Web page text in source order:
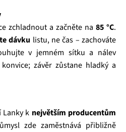
zchladnout a začněte na 85 °C.
dávku listu, ne čas – zachováte
v jemném sítku a nálev
závěr zůstane hladký a
Lanky k největším producentům
zde zaměstnává přibližně